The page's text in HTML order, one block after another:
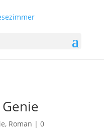
, Roman | 0